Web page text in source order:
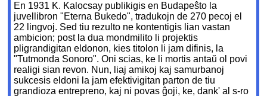
En 1931 K. Kalocsay publikigis en Budapeŝto la
juvellibron "Eterna Bukedo", tradukojn de 270 pecoj el
22 lingvoj. Sed tiu rezulto ne kontentigis lian vastan
ambicion; post la dua mondmilito li projektis
pligrandigitan eldonon, kies titolon li jam difinis, la
"Tutmonda Sonoro". Oni scias, ke li mortis antaŭ ol povi
realigi sian revon. Nun, liaj amikoj kaj samurbanoj
sukcesis eldoni la jam efektivigitan parton de tiu
grandioza entrepreno, kaj ni povas ĝoji, ke, dank' al s-ro